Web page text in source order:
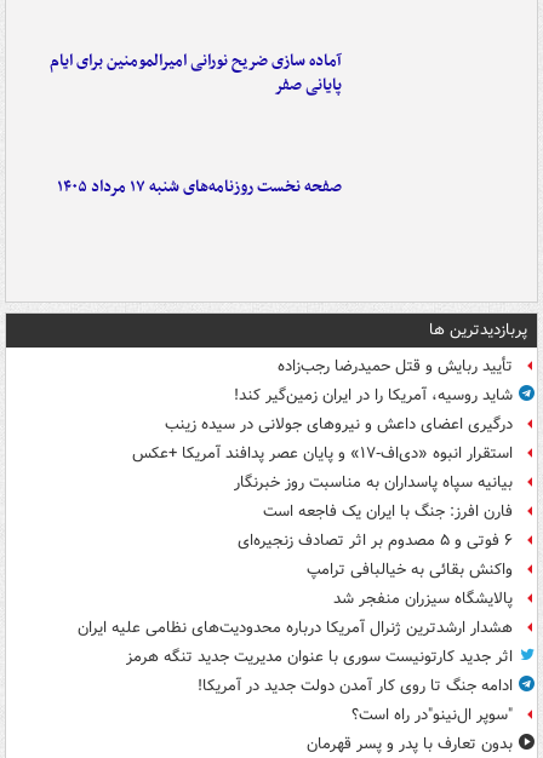
آماده سازی ضریح نورانی امیرالمومنین برای ایام
پایانی صفر
صفحه نخست روزنامه‌های شنبه ۱۷ مرداد ۱۴۰۵
پربازدیدترین ها
تأیید ربایش و قتل حمیدرضا رجب‌زاده
شاید روسیه، آمریکا را در ایران زمین‌گیر کند!
درگیری اعضای داعش و نیروهای جولانی در سیده زینب
استقرار انبوه «دی‌اف‑۱۷» و پایان عصر پدافند آمریکا +عکس
بیانیه سپاه پاسداران به مناسبت روز خبرنگار
فارن افرز: جنگ با ایران یک فاجعه است
۶ فوتی و ۵ مصدوم بر اثر تصادف زنجیره‌ای
واکنش بقائی به خیالبافی ترامپ
پالایشگاه سیزران منفجر شد
هشدار ارشدترین ژنرال آمریکا درباره محدودیت‌های نظامی علیه ایران
اثر جدید کارتونیست سوری با عنوان مدیریت جدید تنگه هرمز
ادامه جنگ تا روی کار آمدن دولت جدید در آمریکا!
"سوپر ال‌نینو"در راه است؟
بدون تعارف با پدر و پسر قهرمان